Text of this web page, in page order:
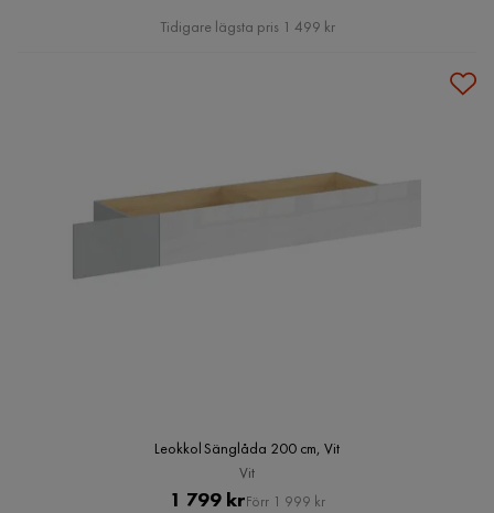
Pris
Tidigare lägsta pris 1 499 kr
Leokkol Sänglåda 200 cm, Vit
Vit
Pris
1 799 krOriginal
Förr 1 999 kr